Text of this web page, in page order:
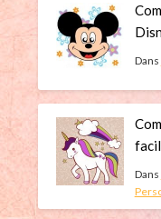
Dans
Dans